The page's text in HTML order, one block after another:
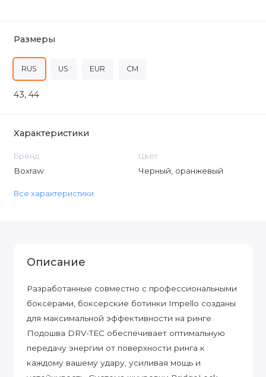
Размеры
RUS US EUR CM
43, 44
Характеристики
Бренд
Boxraw
Цвет
Черный, оранжевый
Все характеристики
Описание
Разработанные совместно с профессиональными
боксёрами, боксерские ботинки Impello созданы
для максимальной эффективности на ринге.
Подошва DRV-TEC обеспечивает оптимальную
передачу энергии от поверхности ринга к
каждому вашему удару, усиливая мощь и